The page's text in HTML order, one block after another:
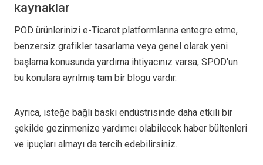
kaynaklar
POD ürünlerinizi e-Ticaret platformlarına entegre etme,
benzersiz grafikler tasarlama veya genel olarak yeni
başlama konusunda yardıma ihtiyacınız varsa, SPOD'un
bu konulara ayrılmış tam bir blogu vardır.
Ayrıca, isteğe bağlı baskı endüstrisinde daha etkili bir
şekilde gezinmenize yardımcı olabilecek haber bültenleri
ve ipuçları almayı da tercih edebilirsiniz.